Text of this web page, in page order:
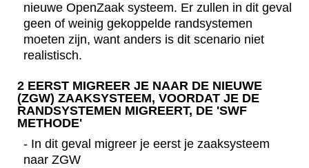
nieuwe OpenZaak systeem. Er zullen in dit geval
geen of weinig gekoppelde randsystemen
moeten zijn, want anders is dit scenario niet
realistisch.
2 EERST MIGREER JE NAAR DE NIEUWE
(ZGW) ZAAKSYSTEEM, VOORDAT JE DE
RANDSYSTEMEN MIGREERT, DE 'SWF
METHODE'
- In dit geval migreer je eerst je zaaksysteem
naar ZGW